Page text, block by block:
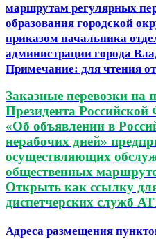
маршрутам регулярных
образования городской
приказом начальника
администрации города
Примечание: для чтения
Заказные перевозки на
Президента Российской
«Об объявлении в
нерабочих дней»
осуществляющих
общественных
Открыть как ссылку
диспетчерских служб
Адреса размещения